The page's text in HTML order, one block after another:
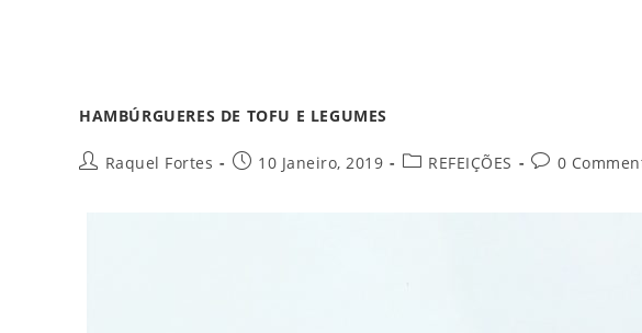
HAMBÚRGUERES DE TOFU E LEGUMES
Raquel Fortes 10 Janeiro, 2019 REFEIÇÕES 0